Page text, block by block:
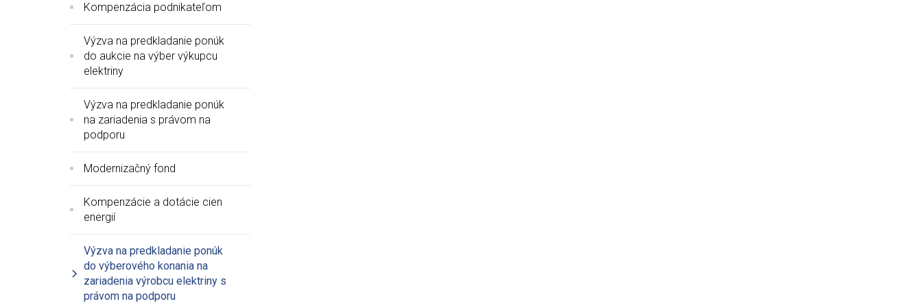
Kompenzácia podnikateľom
Výzva na predkladanie ponúk
do aukcie na výber výkupcu
elektriny
Výzva na predkladanie ponúk
na zariadenia s právom na
podporu
Modernizačný fond
Kompenzácie a dotácie cien
energií
Výzva na predkladanie ponúk
do výberového konania na
zariadenia výrobcu elektriny s
právom na podporu